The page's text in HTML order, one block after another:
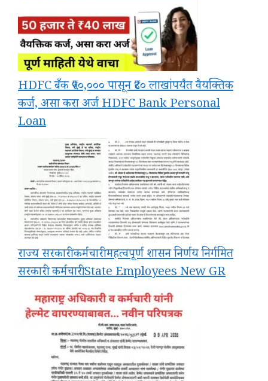
HDFC बँक ₹५०,००० पासून ₹४० लाखांपर्यंत वैयक्तिक
कर्ज, असा करा अर्ज HDFC Bank Personal
Loan
राज्य सरकारी कर्मचारी महत्वपूर्ण शासन निर्णय निर्गमित
सरकारी_कर्मचारी.State Employees New GR